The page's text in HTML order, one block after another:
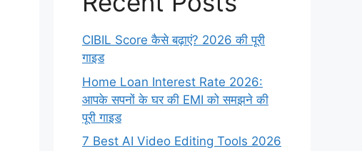
CIBIL Score कैसे बढ़ाएं? 2026 की पूरी
गाइड
Home Loan Interest Rate 2026:
आपके सपनों के घर की EMI को समझने की
पूरी गाइड
7 Best AI Video Editing Tools 2026